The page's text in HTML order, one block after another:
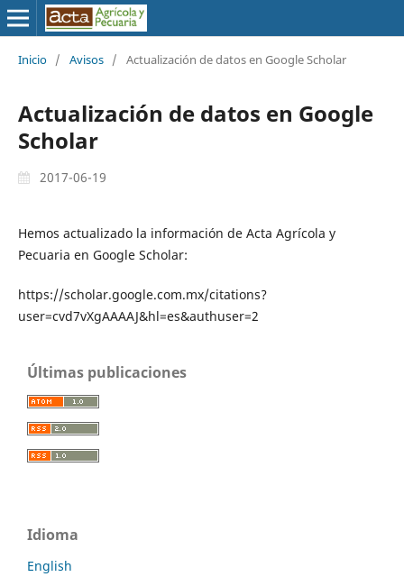
Inicio / Avisos / Actualización de datos en Google Scholar
Actualización de datos en Google
Scholar
2017-06-19
Hemos actualizado la información de Acta Agrícola y
Pecuaria en Google Scholar:
https://scholar.google.com.mx/citations?
user=cvd7vXgAAAAJ&hl=es&authuser=2
Últimas publicaciones
Idioma
English